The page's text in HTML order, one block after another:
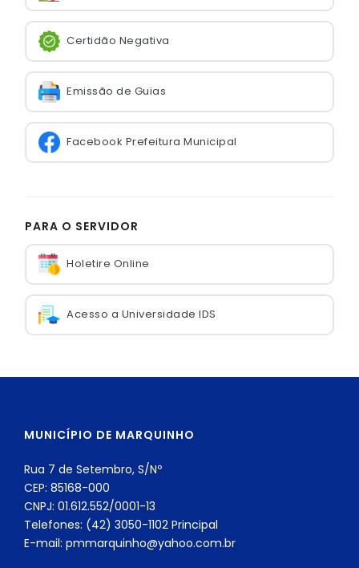
Certidão Negativa
Emissão de Guias
Facebook Prefeitura Municipal
PARA O SERVIDOR
Holetire Online
Acesso a Universidade IDS
MUNICÍPIO DE MARQUINHO
Rua 7 de Setembro, S/Nº
CEP: 85168-000
CNPJ: 01.612.552/0001-13
Telefones: (42) 3050-1102 Principal
E-mail: pmmarquinho@yahoo.com.br